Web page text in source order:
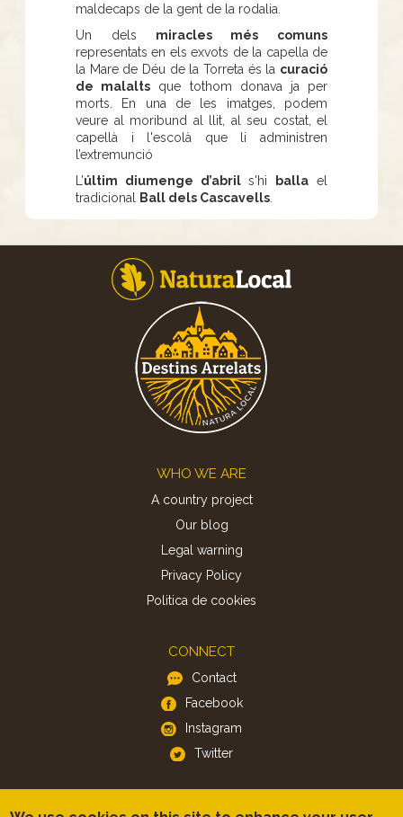
maldecaps de la gent de la rodalia.
Un dels miracles més comuns
representats en els exvots de la capella de
la Mare de Déu de la Torreta és la curació
de malalts que tothom donava ja per
morts. En una de les imatges, podem
veure al moribund al llit, al seu costat, el
capellà i l'escolà que li administren
l’extremunció
L’últim diumenge d’abrils'hi balla el
tradicional
Ball dels Cascavells
WHO WE ARE
A country project
Our blog
Legal warning
Privacy Policy
Politica de cookies
CONNECT
Contact
Facebook
Instagram
Twitter